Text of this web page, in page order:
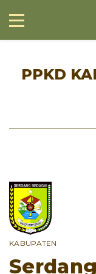
PPKD
KABUPATEN